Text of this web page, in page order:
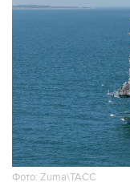
Фото: Zuma\ТАСС
Москва. 8